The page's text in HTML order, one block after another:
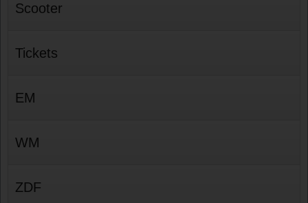
Scooter
Tickets
EM
WM
ZDF